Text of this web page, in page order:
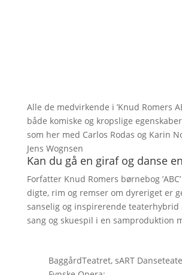
Alle de medvirkende i ’Knud Romers
både komiske og kropslige
som her med Carlos Rodas og Karin
Jens Wognsen
Kan du gå en giraf og danse
Forfatter Knud Romers børnebog
digte, rim og remser om dyreriget er
sanselig og inspirerende teaterhybrid
sang og skuespil i en samproduktion
BaggårdTeatret, sART